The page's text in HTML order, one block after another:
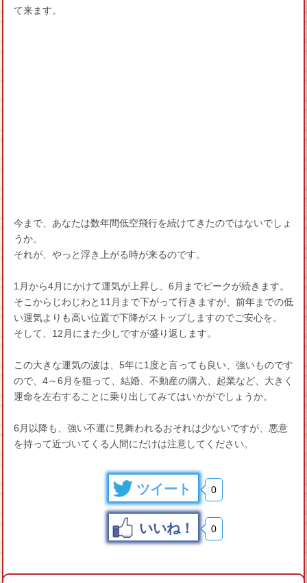
て来ます。
今まで、あなたは数年間低空飛行を続けてきたのではないでしょ
うか。
それが、やっと浮き上がる時が来るのです。
1月から4月にかけて運気が上昇し、6月までピークが続きます。
そこからじわじわと11月まで下がって行きますが、前年までの低
い運気よりも高い位置で下降がストップしますのでご安心を。
そして、12月にまた少しですが盛り返します。
この大きな運気の波は、5年に1度と言っても良い、強いものです
ので、4～6月を狙って、結婚、不動産の購入、起業など、大きく
運命を左右することに乗り出してみてはいかがでしょうか。
6月以降も、強い不運に見舞われるおそれは少ないですが、悪意
を持って近づいてくる人間にだけは注意してください。
ツイート 0
いいね！ 0